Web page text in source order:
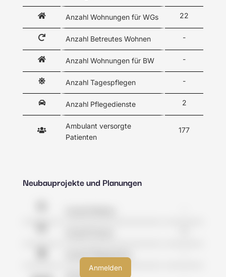
Anzahl Wohnungen für WGs 22
Anzahl Betreutes Wohnen -
Anzahl Wohnungen für BW -
Anzahl Tagespflegen -
Anzahl Pflegedienste 2
Ambulant versorgte
Patienten
177
Neubauprojekte und Planungen